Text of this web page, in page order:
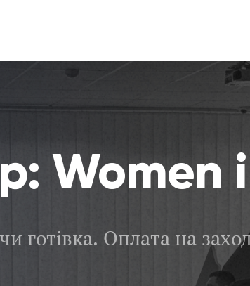
Women
готівка. Оплата на